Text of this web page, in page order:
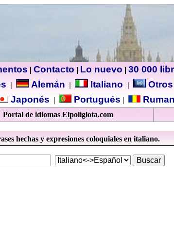
Contacto Lo nuevo 30 000
Alemán Italiano Otros
Japonés Portugués
Portal de idiomas Elpoliglota.com
hechas y expresiones coloquiales en italiano.